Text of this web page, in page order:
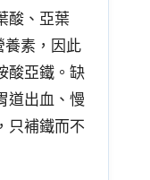
酸、亞葉
養素，因此
酸亞鐵。缺
道出血、慢
只補鐵而不